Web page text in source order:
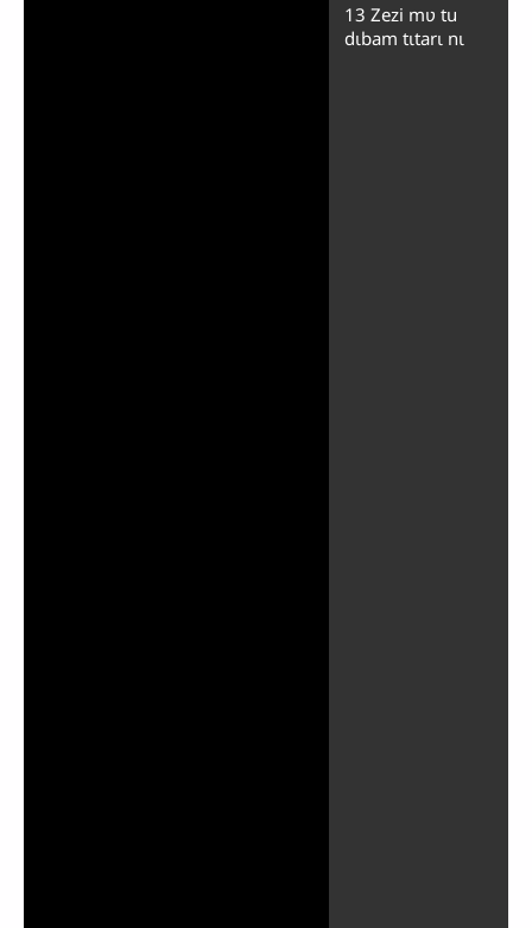
13 Zezi mʋ tu
dɩbam tɩtarɩ nɩ